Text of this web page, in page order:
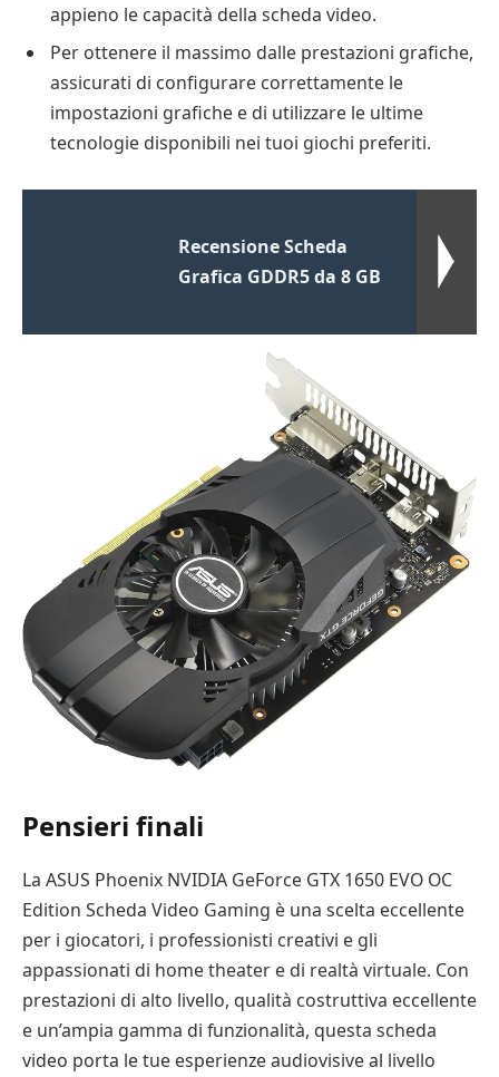
appieno le capacità della scheda video.
Per ottenere il massimo dalle prestazioni grafiche,
assicurati di configurare correttamente le
impostazioni grafiche e di utilizzare le ultime
tecnologie disponibili nei tuoi giochi preferiti.
Recensione Scheda
Grafica GDDR5 da 8 GB
Pensieri finali
La ASUS Phoenix NVIDIA GeForce GTX 1650 EVO OC
Edition Scheda Video Gaming è una scelta eccellente
per i giocatori, i professionisti creativi e gli
appassionati di home theater e di realtà virtuale. Con
prestazioni di alto livello, qualità costruttiva eccellente
e un’ampia gamma di funzionalità, questa scheda
video porta le tue esperienze audiovisive al livello